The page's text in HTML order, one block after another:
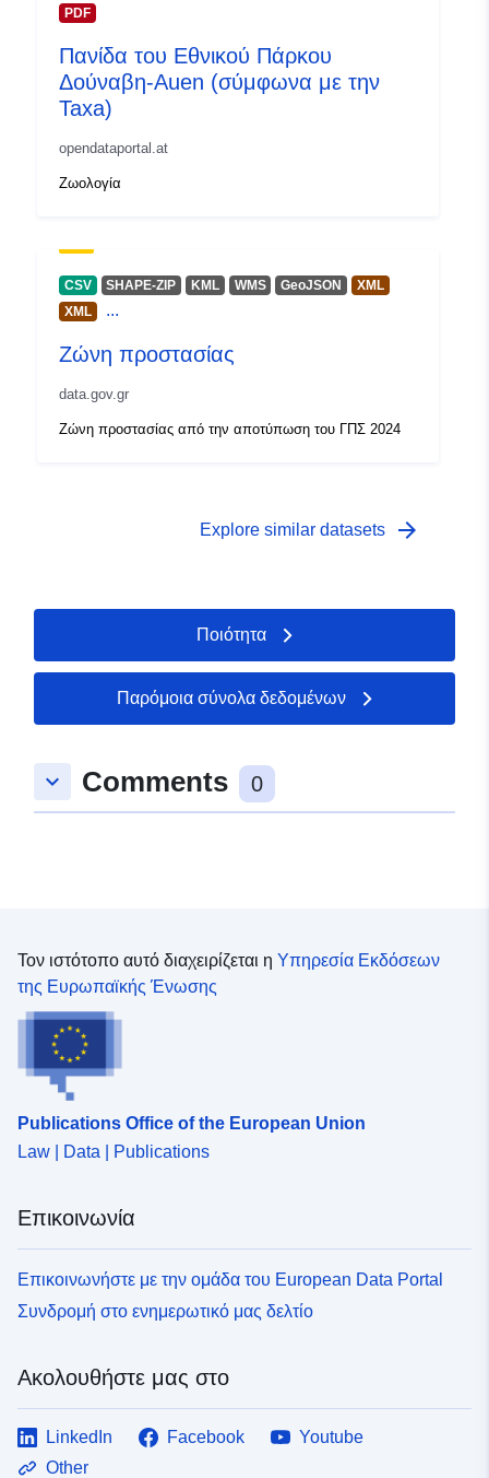
PDF
Πανίδα του Εθνικού Πάρκου
Δούναβη-Auen (σύμφωνα με την
Taxa)
opendataportal.at
Ζωολογία
CSV SHAPE-ZIP KML WMS GeoJSON
XML
XML
...
Ζώνη προστασίας
data.gov.gr
Ζώνη προστασίας από την αποτύπωση του ΓΠΣ 2024
Explore similar datasets arrow_forward
Ποιότητα
Παρόμοια σύνολα δεδομένων
keyboard_arrow_down Comments 0
Τον ιστότοπο αυτό διαχειρίζεται η Υπηρεσία Εκδόσεων
της Ευρωπαϊκής Ένωσης
Publications Office of the European Union
Law | Data | Publications
Επικοινωνία
Επικοινωνήστε με την ομάδα του European Data Portal
Συνδρομή στο ενημερωτικό μας δελτίο
Ακολουθήστε μας στο
LinkedIn Facebook
Youtube
Other